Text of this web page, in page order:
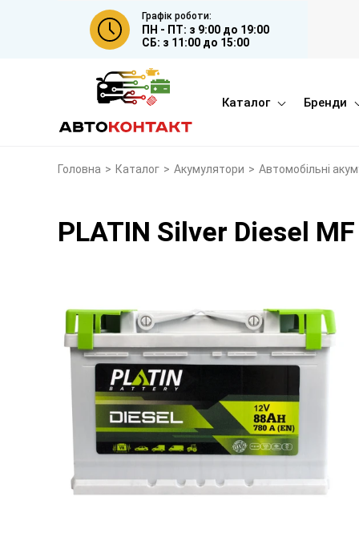
Графік роботи:
ПН - ПТ: з 9:00 до 19:00
СБ: з 11:00 до 15:00
Каталог Бренди
Головна > Каталог > Акумулятори > Автомобільні
PLATIN Silver Diesel